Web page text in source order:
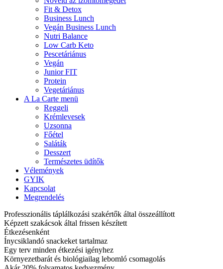
Fit & Detox
Business Lunch
Vegán Business Lunch
Nutri Balance
Low Carb Keto
Pescetáriánus
Vegán
Junior FIT
Protein
Vegetáriánus
A La Carte menü
Reggeli
Krémlevesek
Uzsonna
Főétel
Saláták
Desszert
Természetes üdítők
Vélemények
GYIK
Kapcsolat
Megrendelés
Professzionális táplálkozási szakértők által összeállított
Képzett szakácsok által frissen készített
Étkezésenként
Ínycsiklandó snackeket tartalmaz
Egy terv minden étkezési igényhez
Környezetbarát és biológiailag lebomló csomagolás